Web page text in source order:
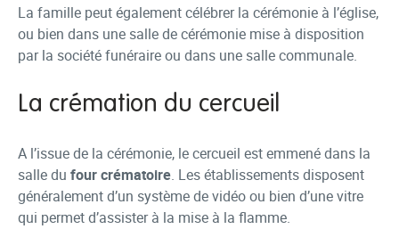
La famille peut également célébrer la cérémonie à l’église,
ou bien dans une salle de cérémonie mise à disposition
par la société funéraire ou dans une salle communale.
La crémation du cercueil
A l’issue de la cérémonie, le cercueil est emmené dans la
salle du four crématoire. Les établissements disposent
généralement d’un système de vidéo ou bien d’une vitre
qui permet d’assister à la mise à la flamme.